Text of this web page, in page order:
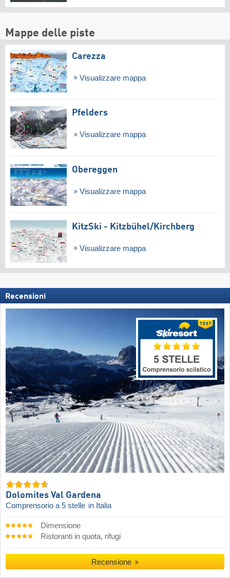
Mappe delle piste
Carezza
Visualizzare mappa
Pfelders
Visualizzare mappa
Obereggen
Visualizzare mappa
KitzSki - Kitzbühel/​Kirchberg
Visualizzare mappa
Recensioni
Dolomites Val Gardena
Comprensorio a 5 stelle in Italia
Dimensione
Ristoranti in quota, rifugi
Recensione